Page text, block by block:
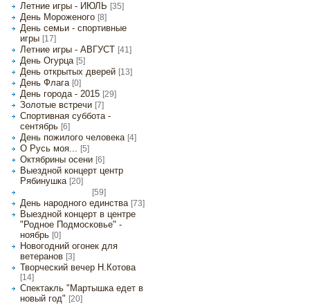
Летние игры - ИЮЛЬ [35]
День Мороженого [8]
День семьи - спортивные
игры [17]
Летние игры - АВГУСТ [41]
День Огурца [5]
День открытых дверей [13]
День Флага [0]
День города - 2015 [29]
Золотые встречи [7]
Спортивная суббота -
сентябрь [6]
День пожилого человека [4]
О Русь моя... [5]
Октябрины осени [6]
Выездной концерт центр
Рябинушка [20]
[59]
День народного единства [73]
Выездной концерт в центре
"Родное Подмосковье" -
ноябрь [0]
Новогодний огонек для
ветеранов [3]
Творческий вечер Н.Котова
[14]
Спектакль "Мартышка едет в
новый год" [20]